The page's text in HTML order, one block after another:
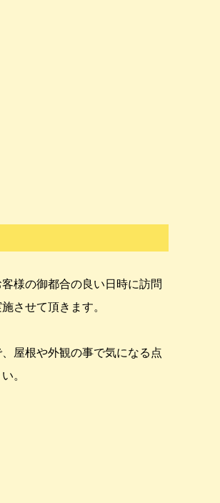
様の御都合の良い日時に訪問
させて頂きます。
屋根や外観の事で気になる点
。